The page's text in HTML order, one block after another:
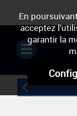
En
acceptez
garantir la